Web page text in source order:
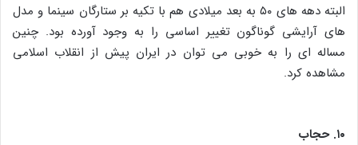
البته دهه‌ های ۵۰ به بعد میلادی هم با تکیه بر ستارگان سینما و مدل‌
های آرایشی گوناگون تغییر اساسی را به وجود آورده بود. چنین
مساله‌ ای را به‌ خوبی می‌ توان در ایران پیش از انقلاب اسلامی
مشاهده کرد.
۱۰. حجاب